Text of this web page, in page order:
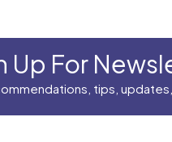
Up For
tips,